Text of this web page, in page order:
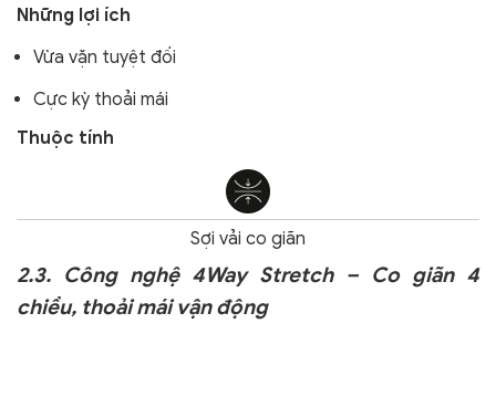
Những lợi ích
Vừa vặn tuyệt đối
Cực kỳ thoải mái
Thuộc tính
Sợi vải co giãn
2.3. Công nghệ 4Way Stretch – Co giãn 4
chiều, thoải mái vận động